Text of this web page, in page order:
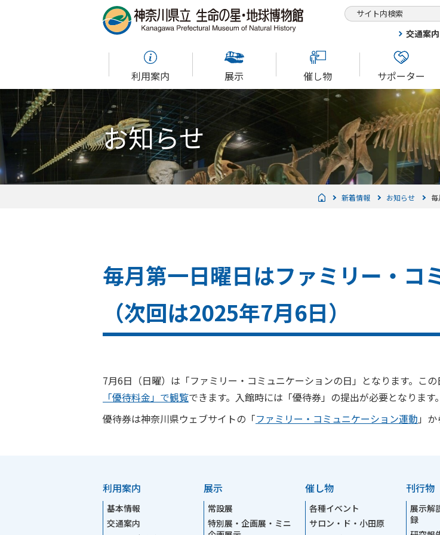
交通案内
利用案内 展示 催し物 サポーター
お知らせ
新着情報 お知らせ
毎月第一日曜日はファミリー・コ
（次回は2025年7月6日）
7月6日（日曜）は「ファミリー・コミュニケーションの日」となります。こ
「優待料金」で観覧できます。入館時には「優待券」の提出が必要となります
優待券は神奈川県ウェブサイトの「ファミリー・コミュニケーション運動 」
利用案内
基本情報
交通案内
展示
常設展
特別展・企画展・ミニ
催し物
各種イベント
サロン・ド・小田原
刊行物
展示解
録